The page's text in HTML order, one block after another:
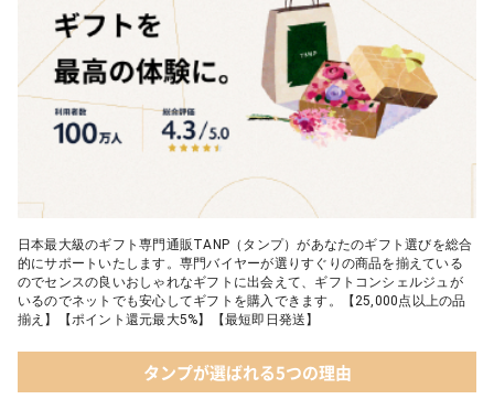
05 2人のための体験カタログ FOR2ギフト（GREEN）
日本最大級のギフト専門通販TANP（タンプ）があなたのギフト選びを総合
的にサポートいたします。専門バイヤーが選りすぐりの商品を揃えている
のでセンスの良いおしゃれなギフトに出会えて、ギフトコンシェルジュが
いるのでネットでも安心してギフトを購入できます。【25,000点以上の品
揃え】【ポイント還元最大5%】【最短即日発送】
タンプが選ばれる5つの理由